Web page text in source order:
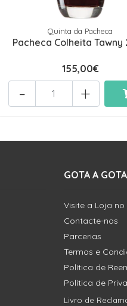
Quinta da Pacheca
Pacheca Colheita Tawny
155,00€
+
-
GOTA A
Visite a Loja
Contacte-nos
Parcerias
Termos e
Política de
Política de
Livro de